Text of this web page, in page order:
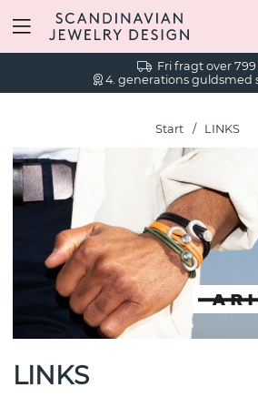
Fri fragt over 799
4. generations guldsmed
Start LINKS
LINKS